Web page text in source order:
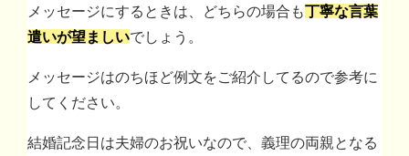
メッセージにするときは、どちらの場合も丁寧な言葉
遣いが望ましいでしょう。
メッセージはのちほど例文をご紹介してるので参考に
してください。
結婚記念日は夫婦のお祝いなので、義理の両親となる